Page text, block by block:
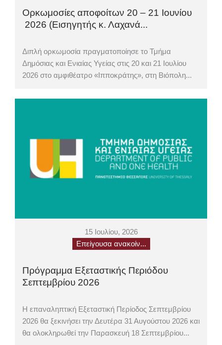
Ορκωμοσίες αποφοίτων 20 – 21 Ιουνίου
2026 (Εισηγητής κ. Λαχανά...
Διπλή ορκωμοσία πραγματοποίησε το Τμήμα
Δημόσιας και Ενιαίας Υγείας στις 20 και 21 Ιουλίου
2026 στο αμφιθέατρο «Ιπποκράτης», στη Βιόπολη...
15 Ιουλίου, 2026
Επείγουσα ανακοίν...
Πρόγραμμα Εξεταστικής Περιόδου
Σεπτεμβρίου 2026
Η επαναληπτική Εξεταστική Περίοδος Σεπτεμβρίου
2026 θα ξεκινήσει την Δευτέρα 31 Αυγούστου 2026 και
θα ολοκληρωθεί την Παρασκευή 18 Σεπτεμβρίου...